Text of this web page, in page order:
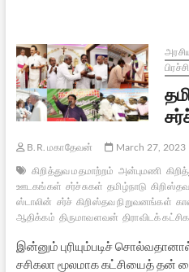
B.R. மகாதேவன்
March 27, 2023
கிறித்துவ மதமாற்றம் அன்புமணி
ஊடகங்கள் சர்ச்சுகள் தமிழ்நாடு
ஸ்டாலின் சர்ச் கிறிஸ்தவ நிறுவனங்கள்
ஆதிக்கம் திருமாவளவன் திராவிடக்
இன்னும் புரியும்படிச்
சசிகலா மூலமாக கட்சியைத் தன்